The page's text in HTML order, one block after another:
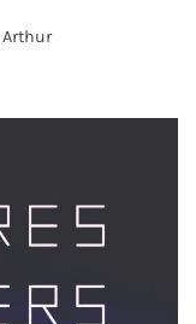
Arthur